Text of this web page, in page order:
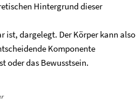
Hintergrund dieser
ist, dargelegt. Der Körper kann also
Komponente
oder das Bewusstsein.